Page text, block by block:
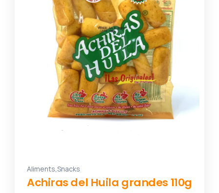
Aliments,Snacks
Achiras del Huila grandes 110g